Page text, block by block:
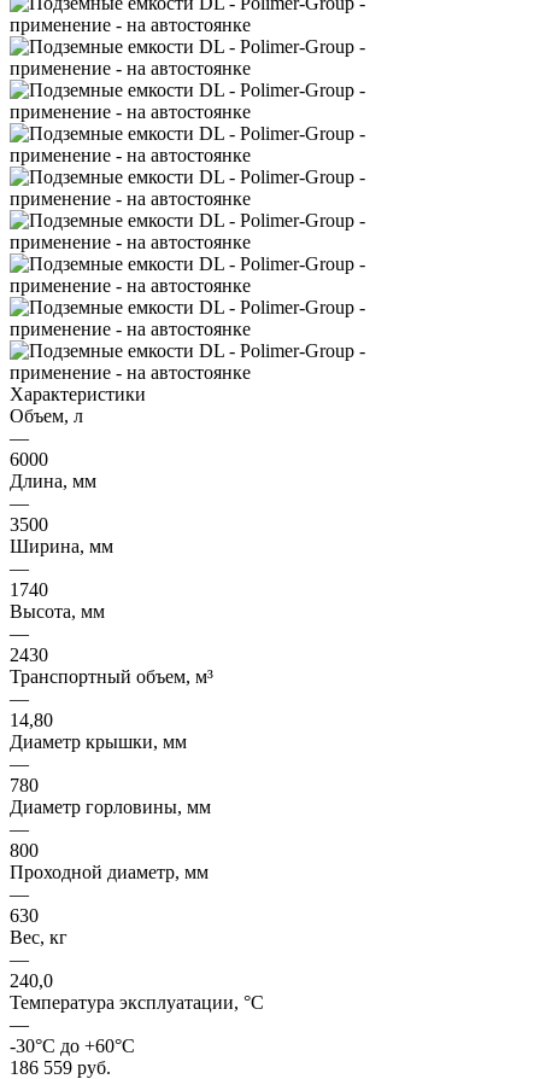
Характеристики
Объем, л
—
6000
Длина, мм
—
3500
Ширина, мм
—
1740
Высота, мм
—
2430
Транспортный объем, м³
—
14,80
Диаметр крышки, мм
—
780
Диаметр горловины, мм
—
800
Проходной диаметр, мм
—
630
Вес, кг
—
240,0
Температура эксплуатации, °C
—
-30°C до +60°C
186 559 руб.